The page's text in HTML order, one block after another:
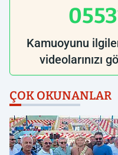
Kamuoyunu
videolarınızı
ÇOK OKUNANLAR